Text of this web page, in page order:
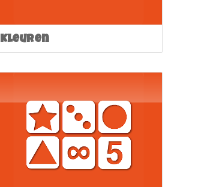
Kleuren